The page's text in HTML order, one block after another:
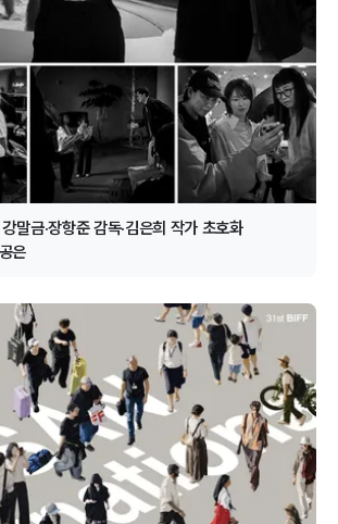
말금·장항준 감독·김은희 작가 초호화
은